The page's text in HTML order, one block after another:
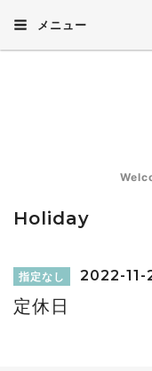
メニュー
Holiday
指定なし 2022-11-
定休日